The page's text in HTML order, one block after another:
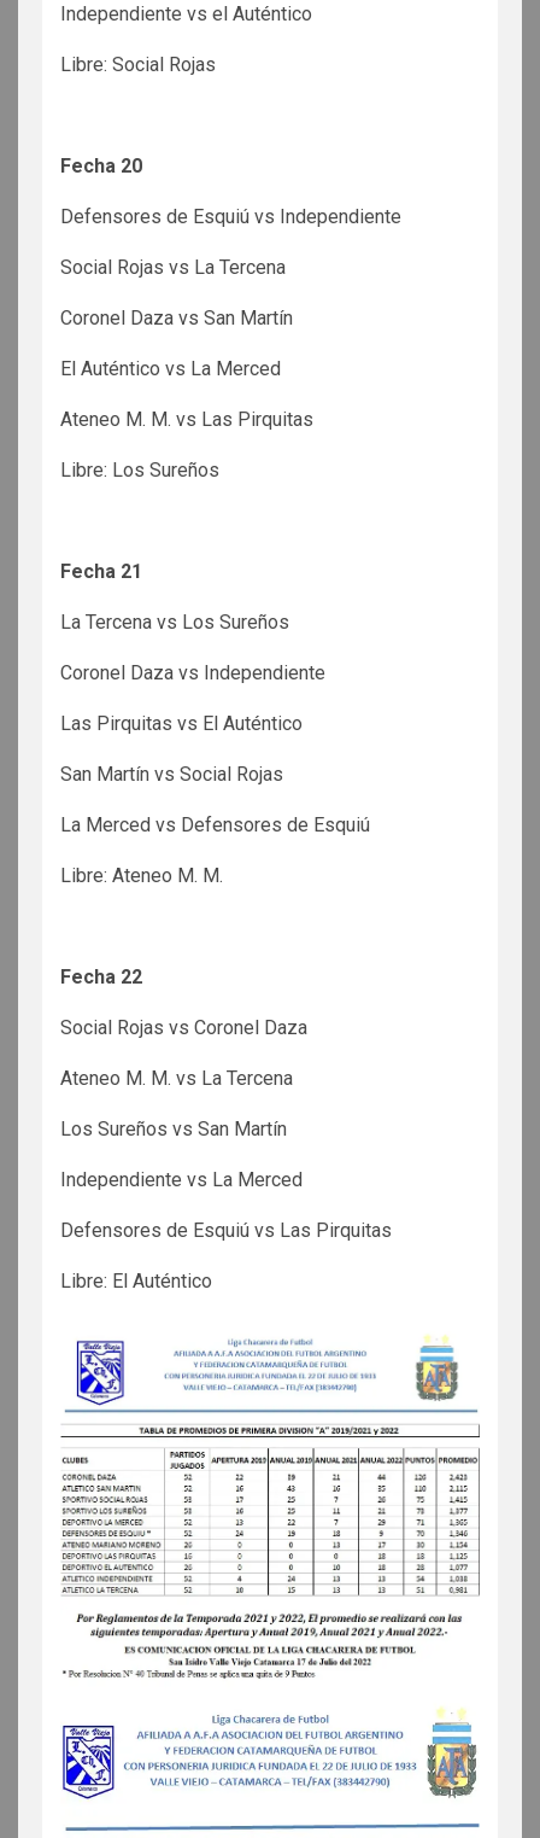
Independiente vs el Auténtico
Libre: Social Rojas
Fecha 20
Defensores de Esquiú vs Independiente
Social Rojas vs La Tercena
Coronel Daza vs San Martín
El Auténtico vs La Merced
Ateneo M. M. vs Las Pirquitas
Libre: Los Sureños
Fecha 21
La Tercena vs Los Sureños
Coronel Daza vs Independiente
Las Pirquitas vs El Auténtico
San Martín vs Social Rojas
La Merced vs Defensores de Esquiú
Libre: Ateneo M. M.
Fecha 22
Social Rojas vs Coronel Daza
Ateneo M. M. vs La Tercena
Los Sureños vs San Martín
Independiente vs La Merced
Defensores de Esquiú vs Las Pirquitas
Libre: El Auténtico